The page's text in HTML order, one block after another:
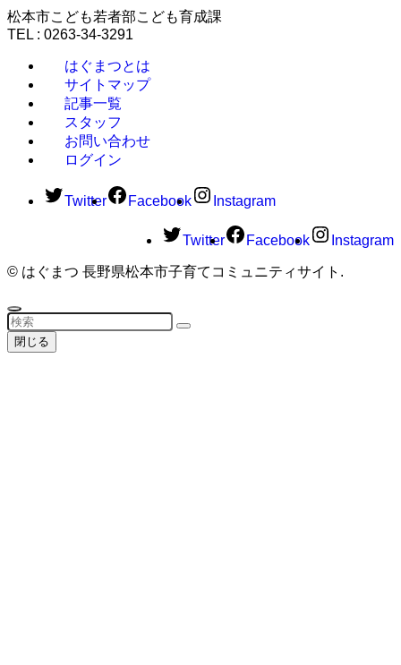
松本市こども若者部こども育成課
TEL : 0263-34-3291
はぐまつとは
サイトマップ
記事一覧
スタッフ
お問い合わせ
ログイン
Twitter Facebook Instagram
Twitter Facebook Instagram
© はぐまつ 長野県松本市子育てコミュニティサイト.
閉じる